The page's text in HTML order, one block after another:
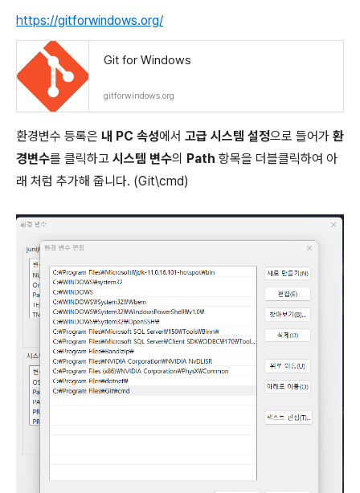
https://gitforwindows.org/
Git for Windows
gitforwindows.org
환경변수 등록은 내 PC 속성에서 고급 시스템 설정으로 들어가 환
경변수를 클릭하고 시스템 변수의 Path 항목을 더블클릭하여 아
래 처럼 추가해 줍니다. (Git\cmd)